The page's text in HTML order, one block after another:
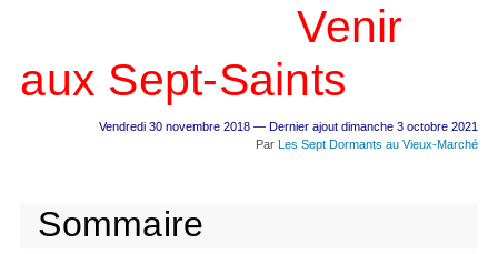
Venir
aux Sept-Saints
Vendredi 30 novembre 2018 — Dernier ajout dimanche 3 octobre 2021
Par Les Sept Dormants au Vieux-Marché
Sommaire